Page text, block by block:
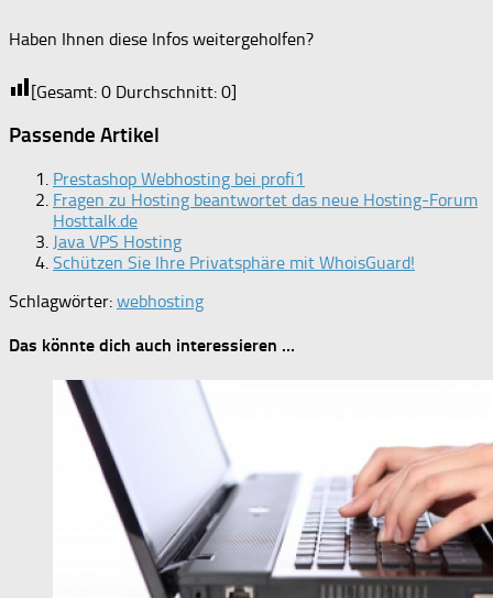
Haben Ihnen diese Infos weitergeholfen?
[Gesamt: 0 Durchschnitt: 0]
Passende Artikel
Prestashop Webhosting bei profi1
Fragen zu Hosting beantwortet das neue Hosting-Forum
Hosttalk.de
Java VPS Hosting
Schützen Sie Ihre Privatsphäre mit WhoisGuard!
Schlagwörter: webhosting
Das könnte dich auch interessieren …